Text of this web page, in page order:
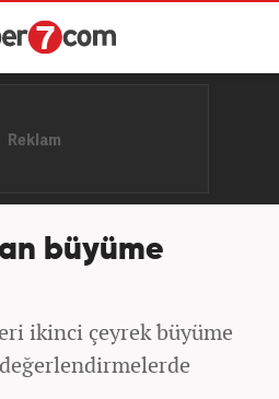
büyüme
ikinci çeyrek büyüme